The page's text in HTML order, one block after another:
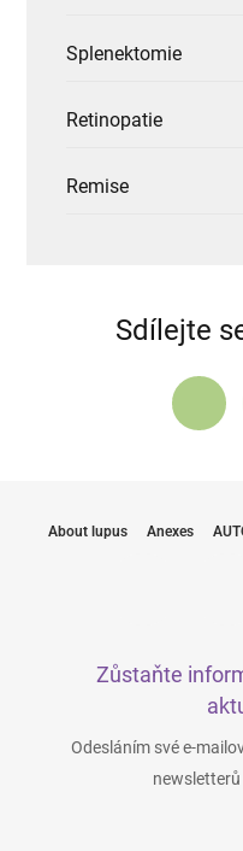
Splenektomie
Retinopatie
Remise
Sdílejte
About lupus Anexes
Zůstaňte
Odesláním své e-
newsletterů